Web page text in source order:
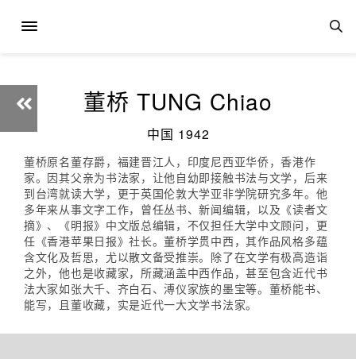
董桥 TUNG Chiao
中国 1942
董桥原名董存爵，福建晋江人，印度尼西亚华侨，香港作
家。因其父亲为书法家，让他自幼即接触书法与文学，后来
到台湾就读大学，更于英国伦敦大学亚非学院研究多年。他
多年来从事文字工作，曾任丛书、新闻编辑，以及《读者文
摘》、《明报》中文版总编辑，不仅担任大学中文顾问，更
任《香港苹果日报》社长。董桥学贯中西，其作品风格多蕴
含文化及哲思，尤以散文备受推崇。除了在文学有极高造诣
之外，他也是收藏家，所藏涵盖中西作品，甚至包含近代书
法大家如张大千、齐白石、溥仪家族的墨宝等。董桥能书、
能写，且董收藏，实是近代一大文学书法家。